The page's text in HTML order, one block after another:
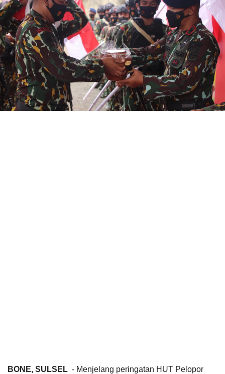
BONE, SULSEL - Menjelang peringatan HUT Pelopor